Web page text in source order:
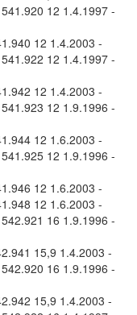
12 1.4.1997 -
12 1.4.2003 -
12 1.4.1997 -
12 1.4.2003 -
12 1.9.1996 -
12 1.6.2003 -
12 1.9.1996 -
12 1.6.2003 -
12 1.6.2003 -
16 1.9.1996 -
15,9 1.4.2003 -
16 1.9.1996 -
15,9 1.4.2003 -